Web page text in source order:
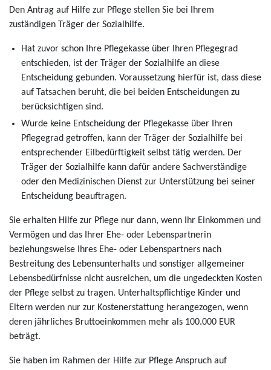
Den Antrag auf Hilfe zur Pflege stellen Sie bei Ihrem
zuständigen Träger der Sozialhilfe.
Hat zuvor schon Ihre Pflegekasse über Ihren Pflegegrad
entschieden, ist der Träger der Sozialhilfe an diese
Entscheidung gebunden. Voraussetzung hierfür ist, dass diese
auf Tatsachen beruht, die bei beiden Entscheidungen zu
berücksichtigen sind.
Wurde keine Entscheidung der Pflegekasse über Ihren
Pflegegrad getroffen, kann der Träger der Sozialhilfe bei
entsprechender Eilbedürftigkeit selbst tätig werden. Der
Träger der Sozialhilfe kann dafür andere Sachverständige
oder den Medizinischen Dienst zur Unterstützung bei seiner
Entscheidung beauftragen.
Sie erhalten Hilfe zur Pflege nur dann, wenn Ihr Einkommen und
Vermögen und das Ihrer Ehe- oder Lebenspartnerin
beziehungsweise Ihres Ehe- oder Lebenspartners nach
Bestreitung des Lebensunterhalts und sonstiger allgemeiner
Lebensbedürfnisse nicht ausreichen, um die ungedeckten Kosten
der Pflege selbst zu tragen. Unterhaltspflichtige Kinder und
Eltern werden nur zur Kostenerstattung herangezogen, wenn
deren jährliches Bruttoeinkommen mehr als 100.000 EUR
beträgt.
Sie haben im Rahmen der Hilfe zur Pflege Anspruch auf